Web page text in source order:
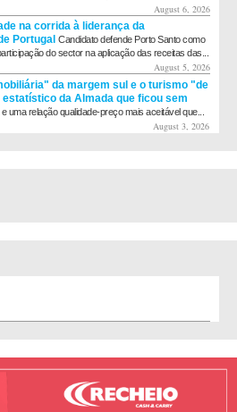
August 6, 2026
na corrida à liderança da
Portugal Candidato defende Porto Santo como
do sector na aplicação das receitas das...
August 5, 2026
da margem sul e o turismo "de
da Almada que ficou sem
uma relação qualidade-preço mais aceitável que...
August 3, 2026